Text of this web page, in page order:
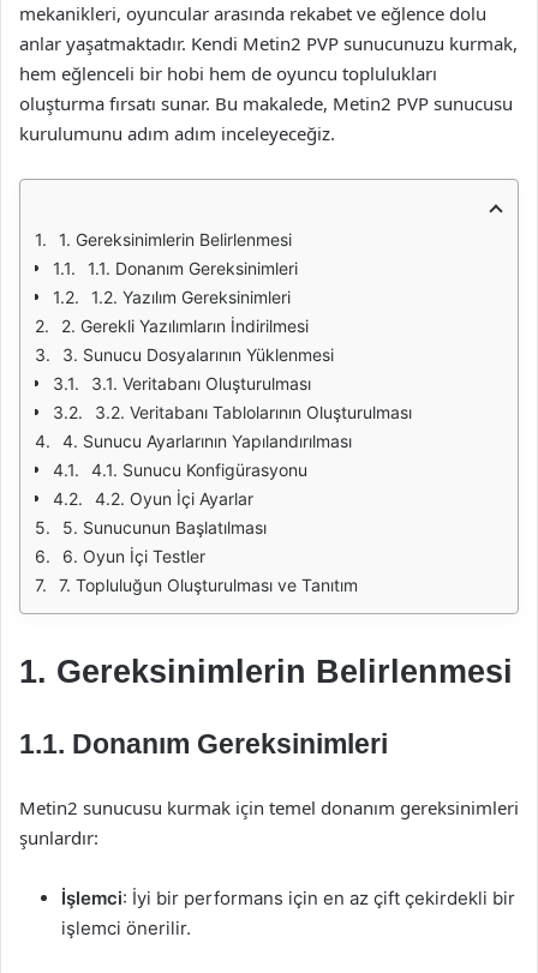
mekanikleri, oyuncular arasında rekabet ve eğlence dolu
anlar yaşatmaktadır. Kendi Metin2 PVP sunucunuzu kurmak,
hem eğlenceli bir hobi hem de oyuncu toplulukları
oluşturma fırsatı sunar. Bu makalede, Metin2 PVP sunucusu
kurulumunu adım adım inceleyeceğiz.
1. Gereksinimlerin Belirlenmesi
1.1. Donanım Gereksinimleri
1.2. Yazılım Gereksinimleri
2. Gerekli Yazılımların İndirilmesi
3. Sunucu Dosyalarının Yüklenmesi
3.1. Veritabanı Oluşturulması
3.2. Veritabanı Tablolarının Oluşturulması
4. Sunucu Ayarlarının Yapılandırılması
4.1. Sunucu Konfigürasyonu
4.2. Oyun İçi Ayarlar
5. Sunucunun Başlatılması
6. Oyun İçi Testler
7. Topluluğun Oluşturulması ve Tanıtım
1. Gereksinimlerin Belirlenmesi
1.1. Donanım Gereksinimleri
Metin2 sunucusu kurmak için temel donanım gereksinimleri
şunlardır:
İşlemci: İyi bir performans için en az çift çekirdekli bir
işlemci önerilir.